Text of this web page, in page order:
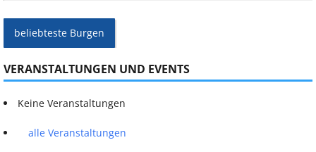
beliebteste Burgen
VERANSTALTUNGEN UND EVENTS
Keine Veranstaltungen
alle Veranstaltungen